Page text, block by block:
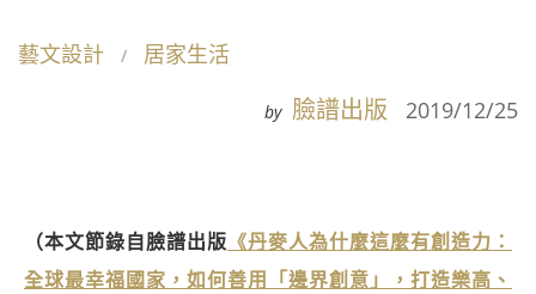
藝文設計 居家生活
by 臉譜出版 2019/12/25
（本文節錄自臉譜出版 《丹麥人為什麼這麼有創造力：
全球最幸福國家，如何善用「邊界創意」，打造樂高、